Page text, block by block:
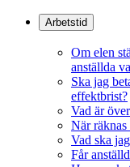
Arbetstid
Om elen
anställda
Ska jag
effektbrist?
Vad är
När räknas
Vad ska
Får